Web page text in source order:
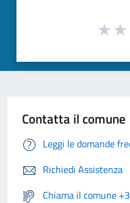
Contatta il comune
Leggi le domande
Richiedi Assistenza
Chiama il comune